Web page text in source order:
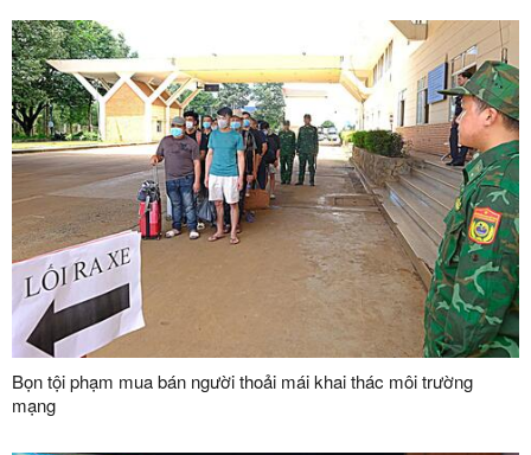
Bọn tội phạm mua bán người thoải mái khai thác môi trường
mạng